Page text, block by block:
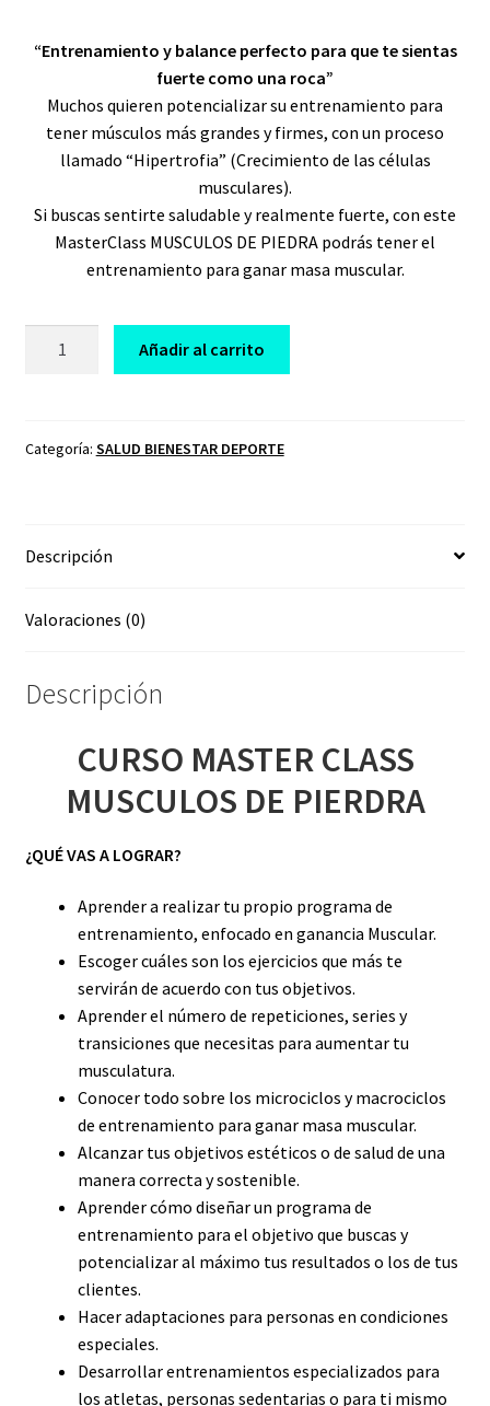
was:
$ 49,00.
is:
$ 8,00.
“Entrenamiento y balance perfecto para que te sientas
fuerte como una roca”
Muchos quieren potencializar su entrenamiento para
tener músculos más grandes y firmes, con un proceso
llamado “Hipertrofia” (Crecimiento de las células
musculares).
Si buscas sentirte saludable y realmente fuerte, con este
MasterClass MUSCULOS DE PIEDRA podrás tener el
entrenamiento para ganar masa muscular.
DE
Añadir al carrito
Categoría: SALUD BIENESTAR DEPORTE
Descripción
Valoraciones (0)
Descripción
CURSO MASTER CLASS
MUSCULOS DE PIERDRA
¿QUÉ VAS A LOGRAR?
Aprender a realizar tu propio programa de
entrenamiento, enfocado en ganancia Muscular.
Escoger cuáles son los ejercicios que más te
servirán de acuerdo con tus objetivos.
Aprender el número de repeticiones, series y
transiciones que necesitas para aumentar tu
musculatura.
Conocer todo sobre los microciclos y macrociclos
de entrenamiento para ganar masa muscular.
Alcanzar tus objetivos estéticos o de salud de una
manera correcta y sostenible.
Aprender cómo diseñar un programa de
entrenamiento para el objetivo que buscas y
potencializar al máximo tus resultados o los de tus
clientes.
Hacer adaptaciones para personas en condiciones
especiales.
Desarrollar entrenamientos especializados para
los atletas, personas sedentarias o para ti mismo